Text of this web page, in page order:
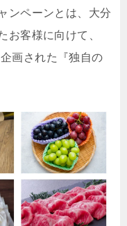
ンペーンとは、大分
お客様に向けて、
画された『独自の